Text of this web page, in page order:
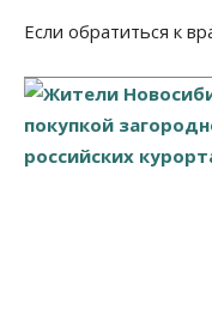
Если обратиться к